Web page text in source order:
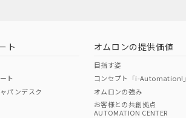
ト
ト
パンデスク
オムロンの提供価値
目指す姿
コンセプト「i-Automation!」
オムロンの強み
お客様との共創拠点
AUTOMATION CENTER